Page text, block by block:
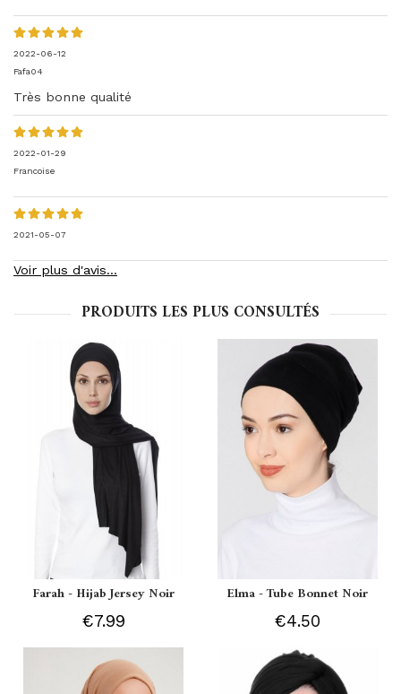
2022-06-12
Fafa04
Très bonne qualité
2022-01-29
Francoise
2021-05-07
Voir plus d'avis...
PRODUITS LES PLUS CONSULTÉS
Farah - Hijab Jersey Noir
€7.99
Elma - Tube Bonnet Noir
€4.50